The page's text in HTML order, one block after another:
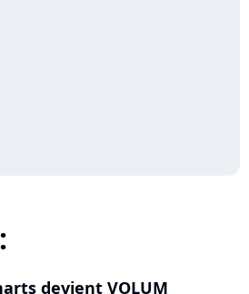
devient VOLUM